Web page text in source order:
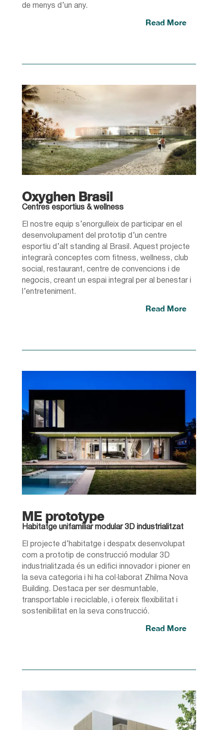
de menys d’un any.
Read More
Oxyghen Brasil
Centres esportius & wellness
El nostre equip s’enorgulleix de participar en el
desenvolupament del prototip d’un centre
esportiu d’alt standing al Brasil. Aquest projecte
integrarà conceptes com fitness, wellness, club
social, restaurant, centre de convencions i de
negocis, creant un espai integral per al benestar i
l’entreteniment.
Read More
ME prototype
Habitatge unifamiliar modular 3D industrialitzat
El projecte d’habitatge i despatx desenvolupat
com a prototip de construcció modular 3D
industrialitzada és un edifici innovador i pioner en
la seva categoria i hi ha col·laborat Zhilma Nova
Building. Destaca per ser desmuntable,
transportable i reciclable, i ofereix flexibilitat i
sostenibilitat en la seva construcció.
Read More